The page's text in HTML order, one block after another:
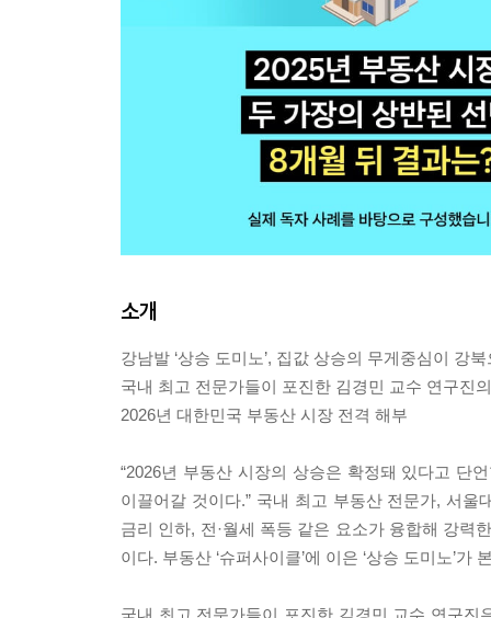
소개
강남발 ‘상승 도미노’, 집값 상승의 무게중심이 강
국내 최고 전문가들이 포진한 김경민 교수 연구진의
2026년 대한민국 부동산 시장 전격 해부
“2026년 부동산 시장의 상승은 확정돼 있다고 단
이끌어갈 것이다.” 국내 최고 부동산 전문가, 서
금리 인하, 전·월세 폭등 같은 요소가 융합해 강력
이다. 부동산 ‘슈퍼사이클’에 이은 ‘상승 도미노’가
국내 최고 전문가들이 포진한 김경민 교수 연구진